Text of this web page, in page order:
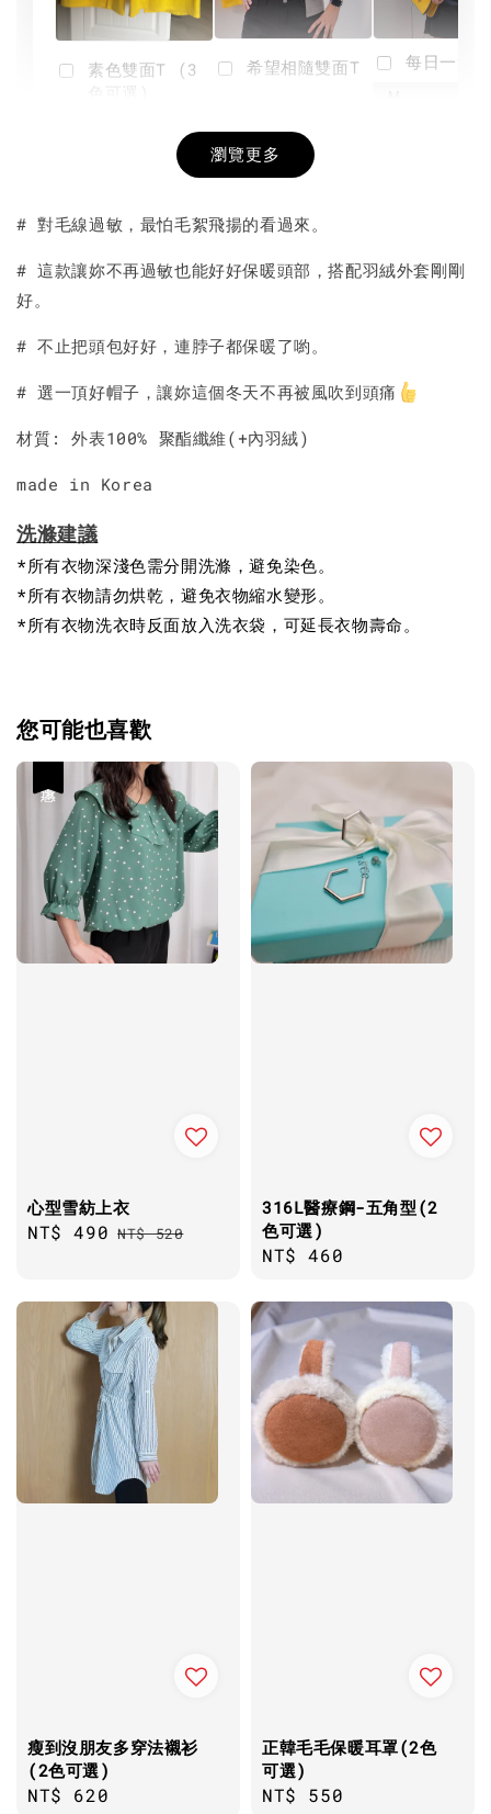
素色雙面T (3
+
希望相隨雙面T
NT$ 190
-
每日一笑
瀏覽更多
# 對毛線過敏，最怕毛絮飛揚的看過來。
# 這款讓妳不再過敏也能好好保暖頭部，搭配羽絨外套剛剛
好。
# 不止把頭包好好，連脖子都保暖了喲。
# 選一頂好帽子，讓妳這個冬天不再被風吹到頭痛
材質: 外表100% 聚酯纖維(+內羽絨)
made in Korea
洗滌建議
*所有衣物深淺色需分開洗滌，避免染色。
*所有衣物請勿烘乾，避免衣物縮水變形。
*所有衣物洗衣時反面放入洗衣袋，可延長衣物壽命。
您可能也喜歡
心型雪紡上衣
Sale
NT$ 490 Regular
NT$ 520
316L醫療鋼-五角型(2
色可選)
Regular
NT$ 460
瘦到沒朋友多穿法襯衫
(2色可選)
Regular
NT$ 620
正韓毛毛保暖耳罩(2色
可選)
Regular
NT$ 550